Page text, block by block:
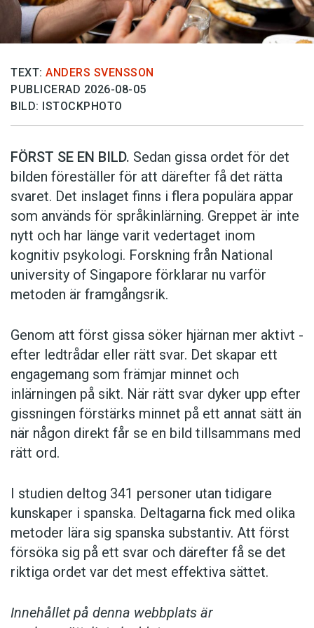
variera efterleden. Här får namnberedaren vara lite
klurig. Vad passar in i området? Vilka efterled har
använts tidigare?
Här är några exempel på hur man kan signalera
adressens karaktär och funktion:
Grändär en smal gata som går in mellan
kvartersbebyggelse, ofta en återvändsgata.
Gång ochstig kan användas för gångvägar eller
bilfria gator.
Stråkkan vara lämpligt för långa cykelvägar genom
kommunen.
placerade så att man kan åka runt som i en slinga.
Terrassanvänds där det finns en naturlig eller
skapad terrassbildning.
Platskan användas där
är för stort, båda kan
användas för öppna bilfria platser.
Vid namngivning av gator bör kommunerna följa så
kalladgod ortnamnssed(Kulturmiljölagen kap 1. §
4.)
Hävdvunna ortnamn ändras inte utan starka skäl.
Ortnamn i övrigt stavas enligt vedertagna regler för
Påverkan på hävdvunna namn beaktas vid
TEXT: ANDERS SVENSSON
PUBLICERAD 2026-08-05
BILD: ISTOCKPHOTO
FÖRST SE EN BILD. Sedan gissa ordet för det
bilden föreställer för att därefter få det rätta
svaret. Det inslaget finns i flera populära appar
som används för språkinlärning. Greppet är inte
nytt och har länge varit vedertaget inom
kognitiv psykologi. Forskning från National
university of Singa­pore förklarar nu varför
metoden är framgångsrik.
Genom att först gissa ­söker hjärnan mer aktivt ­
efter ledtrådar eller rätt svar. Det skapar ett
engagemang som främjar minnet och
inlärningen på sikt. När rätt svar dyker upp efter
gissningen förstärks minnet på ett annat sätt än
när någon direkt får se en bild tillsammans med
rätt ord.
I studien deltog 341 personer utan tidigare
kunskaper i spanska. Deltagarna fick med olika
metoder lära sig spanska substantiv. Att först
försöka sig på ett svar och därefter få se det
riktiga ordet var det mest effektiva sättet.
Innehållet på denna webbplats är